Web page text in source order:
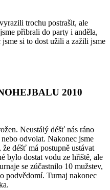
trochu postrašit, ale
přibrali do party i anděla,
si to dost užili a zažili jsme
2010
Neustálý déšť nás ráno
odvolat. Nakonec jsme
déšť má postupně ustávat
bylo dostat vodu ze hřiště, ale
se zúčastnilo 10 mužstev,
podvědomí. Turnaj nakonec